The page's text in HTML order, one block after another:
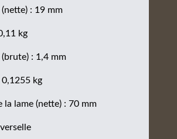
: 19 mm
kg
: 1,4 mm
kg
la lame (nette) : 70 mm